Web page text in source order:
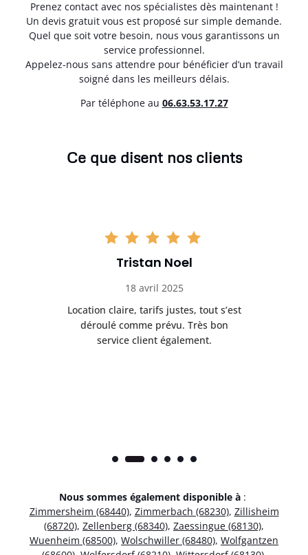
Prenez contact avec nos spécialistes dès maintenant !
Un devis gratuit vous est proposé sur simple demande.
Quel que soit votre besoin, nous vous garantissons un
service professionnel.
Appelez-nous sans attendre pour bénéficier d’un travail
soigné dans les meilleurs délais.
Par téléphone au 06.63.53.17.27
Ce que disent nos clients
Tristan Noel
18 avril 2025
Location claire, tarifs justes, tout s’est
déroulé comme prévu. Très bon
service client également.
Nous sommes également disponible à :
Zimmersheim (68440), Zimmerbach (68230), Zillisheim
(68720), Zellenberg (68340), Zaessingue (68130),
Wuenheim (68500), Wolschwiller (68480), Wolfgantzen